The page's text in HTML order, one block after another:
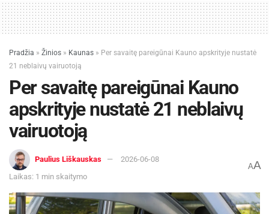
Pradžia » Žinios » Kaunas » Per savaitę pareigūnai Kauno apskrityje nustatė
21 neblaivų vairuotoją
Per savaitę pareigūnai Kauno
apskrityje nustatė 21 neblaivų
vairuotoją
Paulius Liškauskas
2026-06-08
Laikas: 1 min skaitymo
AA